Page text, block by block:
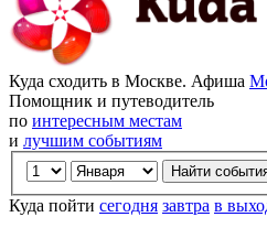
Куда сходить в Москве. Афиша
Помощник и путеводитель
по интересным местам
и лучшим событиям
Куда пойти сегодня завтра в